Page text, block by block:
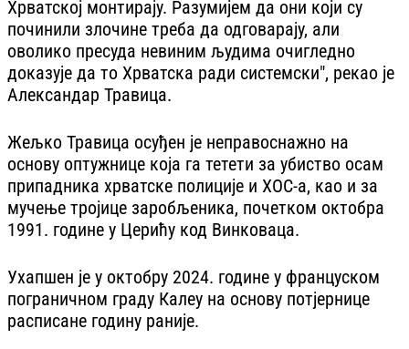
Хрватској монтирају. Разумијем да они који су
починили злочине треба да одговарају, али
оволико пресуда невиним људима очигледно
доказује да то Хрватска ради системски", рекао је
Александар Травица.
Жељко Травица осуђен је неправоснажно на
основу оптужнице која га тетети за убиство осам
припадника хрватске полиције и ХОС-а, као и за
мучење тројице заробљеника, почетком октобра
1991. године у Церићу код Винковаца.
Ухапшен је у октобру 2024. године у француском
пограничном граду Калеу на основу потјернице
расписане годину раније.